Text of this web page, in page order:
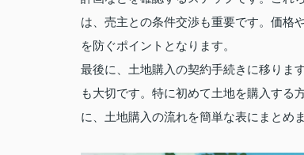
は、売主との条件交渉も重要です。価格
を防ぐポイントとなります。
最後に、土地購入の契約手続きに移りま
も大切です。特に初めて土地を購入する
に、土地購入の流れを簡単な表にまとめま